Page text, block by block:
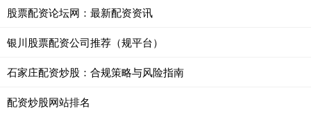
股票配资论坛网：最新配资资讯
银川股票配资公司推荐（规平台）
石家庄配资炒股：合规策略与风险指南
配资炒股网站排名